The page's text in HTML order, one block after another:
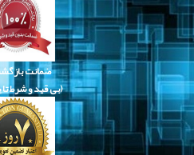
ضمانت
(بی قید و شرط